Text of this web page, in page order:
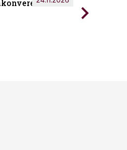
2026